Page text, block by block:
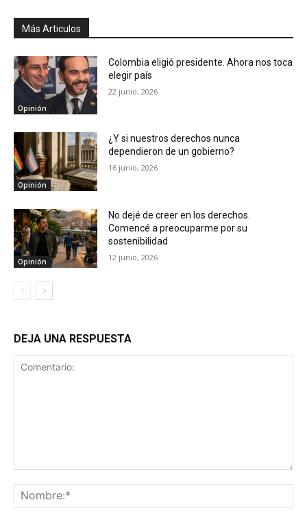
Más Articulos
Opinión
Colombia eligió presidente. Ahora nos toca
elegir país
22 junio, 2026
Opinión
¿Y si nuestros derechos nunca
dependieron de un gobierno?
16 junio, 2026
Opinión
No dejé de creer en los derechos.
Comencé a preocuparme por su
sostenibilidad
12 junio, 2026
DEJA UNA RESPUESTA